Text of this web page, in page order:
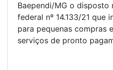
Baependi/MG o disposto
federal nº 14.133/21 que
para pequenas compras
serviços de pronto